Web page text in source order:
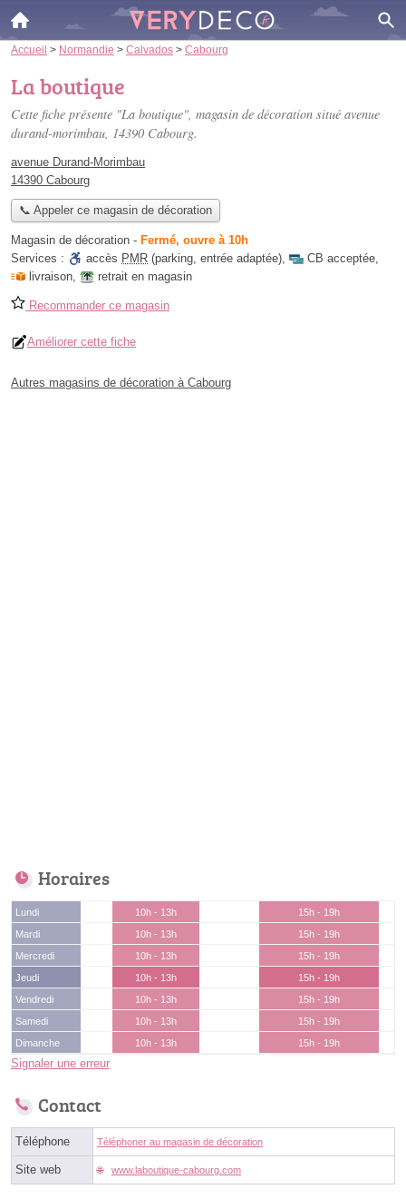
Accueil > Normandie > Calvados > Cabourg
La boutique
Cette fiche présente "La boutique", magasin de décoration situé avenue
durand-morimbau, 14390 Cabourg.
avenue Durand-Morimbau
14390 Cabourg
📞 Appeler ce magasin de décoration
Magasin de décoration - Fermé, ouvre à 10h
Services :
accès PMR (parking, entrée adaptée), CB acceptée,
livraison, retrait en magasin
Recommander ce magasin
Améliorer cette fiche
Autres magasins de décoration à Cabourg
Horaires
Lundi 10h - 13h
15h - 19h
Mardi
10h - 13h
15h - 19h
Mercredi
10h - 13h
15h - 19h
Jeudi
10h - 13h
15h - 19h
Vendredi
10h - 13h
15h - 19h
Samedi
10h - 13h
15h - 19h
Dimanche
10h - 13h 15h - 19h
Signaler une erreur
Contact
Téléphone Téléphoner au magasin de décoration
Site web www.laboutique-cabourg.com